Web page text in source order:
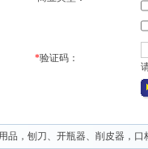
*验证码：
品 ， 刨刀、开瓶器、削皮器 ， 口